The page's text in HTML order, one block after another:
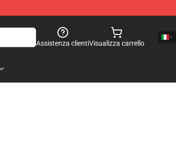
Assistenza clientiVisualizza carrello